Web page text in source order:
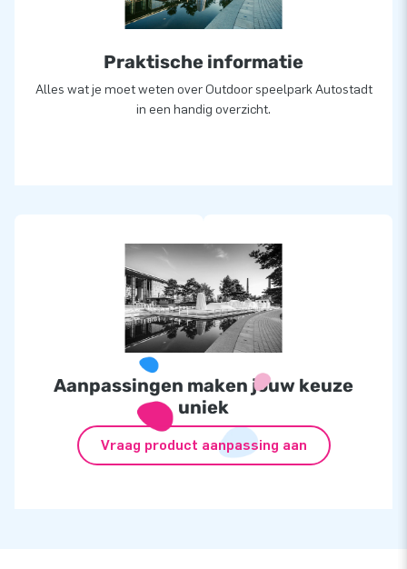
Praktische informatie
Alles wat je moet weten over Outdoor speelpark Autostadt
in een handig overzicht.
Aanpassingen maken jouw keuze
uniek
Vraag product aanpassing aan